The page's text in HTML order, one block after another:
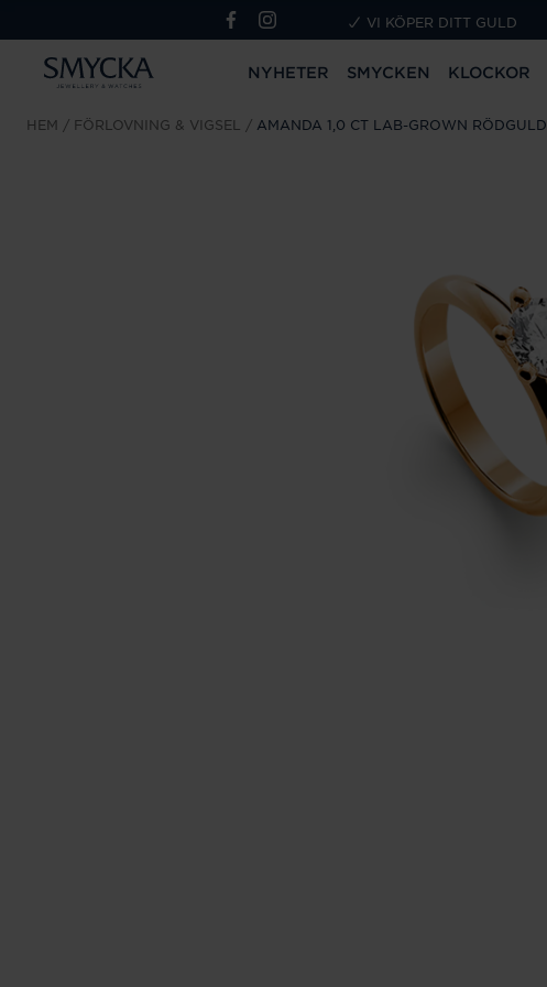
VI KÖPER DITT GULD
NYHETER SMYCKEN KLOCKOR
HEM FÖRLOVNING & VIGSEL AMANDA 1,0 CT LAB-GROWN RÖDGULD